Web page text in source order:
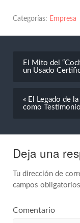
Categorías: Empresa
El Mito del
un Usado
« El Legado de
como
Deja una
Tu dirección de
campos
Comentario